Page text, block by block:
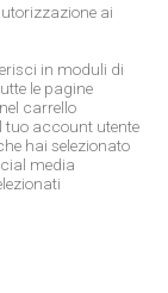
ai
in moduli di
le pagine
carrello
tuo account utente
hai selezionato
media